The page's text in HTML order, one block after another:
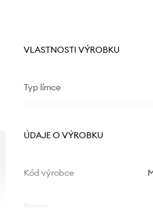
VLASTNOSTI VÝROBKU
Typ límce
ÚDAJE O VÝROBKU
Kód výrobce